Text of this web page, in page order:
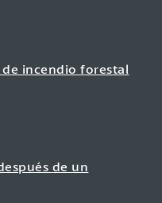
de incendio forestal
de un